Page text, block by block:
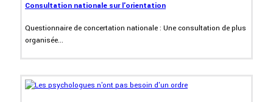
Consultation nationale sur l'orientation
Questionnaire de concertation nationale : Une consultation de plus
organisée...